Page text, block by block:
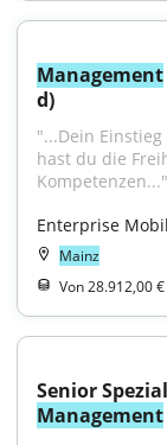
Management
d)
"...Dein
hast du die
Kompetenzen..."
Enterprise
Mainz
Von 28.912,00
Management